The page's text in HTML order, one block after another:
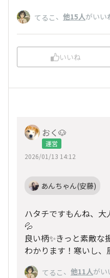
てるこ 、 他15人がいい
いいね
おく🐶
運営
2026/01/13 14:12
あんちゃん(安藤)
ハタチですもんね、
💦
良い柄✨きっと素敵な
わかります！寒いし
髪もぼさぼさになっ
てるこ 、 他11人がい